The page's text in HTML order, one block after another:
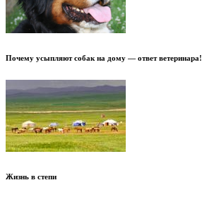
Почему усыпляют собак на дому — ответ ветеринара!
Жизнь в степи